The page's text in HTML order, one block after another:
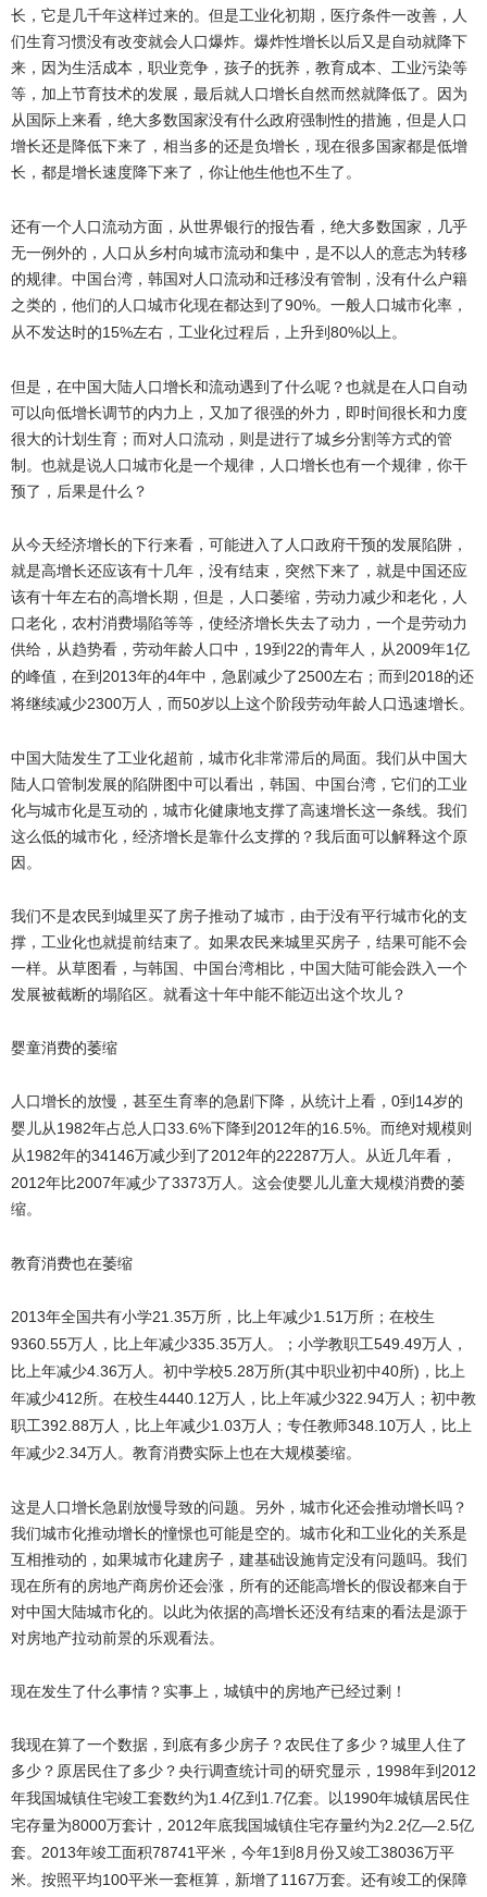
长，它是几千年这样过来的。但是工业化初期，医疗条件一改善，人
们生育习惯没有改变就会人口爆炸。爆炸性增长以后又是自动就降下
来，因为生活成本，职业竞争，孩子的抚养，教育成本、工业污染等
等，加上节育技术的发展，最后就人口增长自然而然就降低了。因为
从国际上来看，绝大多数国家没有什么政府强制性的措施，但是人口
增长还是降低下来了，相当多的还是负增长，现在很多国家都是低增
长，都是增长速度降下来了，你让他生他也不生了。
还有一个人口流动方面，从世界银行的报告看，绝大多数国家，几乎
无一例外的，人口从乡村向城市流动和集中，是不以人的意志为转移
的规律。中国台湾，韩国对人口流动和迁移没有管制，没有什么户籍
之类的，他们的人口城市化现在都达到了90%。一般人口城市化率，
从不发达时的15%左右，工业化过程后，上升到 80%以上。
但是，在中国大陆人口增长和流动遇到了什么呢？也就是在人口自动
可以向低增长调节的内力上，又加了很强的外力，即时间很长和力度
很大的计划生育；而对人口流动，则是进行了城乡分割等方式的管
制。也就是说人口城市化是一个规律，人口增长也有一个规律，你干
预了，后果是什么？
从今天经济增长的下行来看，可能进入了人口政府干预的发展陷阱，
就是高增长还应该有十几年，没有结束，突然下来了，就是中国还应
该有十年左右的高增长期，但是，人口萎缩，劳动力减少和老化，人
口老化，农村消费塌陷等等，使经济增长失去了动力，一个是劳动力
供给，从趋势看，劳动年龄人口中， 19到 22的青年人，从2009年1亿
的峰值，在到 2013年的4年中，急剧减少了 2500左右；而到 2018的还
将继续减少2300万人，而50岁以上这个阶段劳动年龄人口迅速增长。
中国大陆发生了工业化超前，城市化非常滞后的局面。我们从中国大
陆人口管制发展的陷阱图中可以看出，韩国、中国台湾，它们的工业
化与城市化是互动的，城市化健康地支撑了高速增长这一条线。我们
这么低的城市化，经济增长是靠什么支撑的？我后面可以解释这个原
因。
我们不是农民到城里买了房子推动了城市，由于没有平行城市化的支
撑，工业化也就提前结束了。如果农民来城里买房子，结果可能不会
一样。从草图看，与韩国、中国台湾相比，中国大陆可能会跌入一个
发展被截断的塌陷区。就看这十年中能不能迈出这个坎儿？
婴童消费的萎缩
人口增长的放慢，甚至生育率的急剧下降，从统计上看， 0到 14岁的
婴儿从1982年占总人口 33.6%下降到 2012年的16.5%。而绝对规模则
从1982年的34146万减少到了 2012年的22287万人。从近几年看，
2012年比2007年减少了3373万人。这会使婴儿儿童大规模消费的萎
缩。
教育消费也在萎缩
2013年全国共有小学21.35万所，比上年减少1.51万所；在校生
9360.55万人，比上年减少335.35万人。；小学教职工549.49万人，
比上年减少4.36万人。初中学校5.28万所(其中职业初中40所) ，比上
年减少412所。在校生4440.12万人，比上年减少322.94万人；初中教
职工392.88万人，比上年减少1.03万人；专任教师348.10万人，比上
年减少2.34万人。教育消费实际上也在大规模萎缩。
这是人口增长急剧放慢导致的问题。另外，城市化还会推动增长吗？
我们城市化推动增长的憧憬也可能是空的。城市化和工业化的关系是
互相推动的，如果城市化建房子，建基础设施肯定没有问题吗。我们
现在所有的房地产商房价还会涨，所有的还能高增长的假设都来自于
对中国大陆城市化的。以此为依据的高增长还没有结束的看法是源于
对房地产拉动前景的乐观看法。
现在发生了什么事情？实事上，城镇中的房地产已经过剩！
我现在算了一个数据，到底有多少房子？农民住了多少？城里人住了
多少？原居民住了多少？央行调查统计司的研究显示， 1998年到 2012
年我国城镇住宅竣工套数约为1.4亿到 1.7亿套。以1990年城镇居民住
宅存量为8000万套计， 2012年底我国城镇住宅存量约为2.2亿—2.5亿
套。 2013年竣工面积78741平米，今年1到 8 月份又竣工38036万平
米。按照平均100平米一套框算，新增了 1167万套。还有竣工的保障